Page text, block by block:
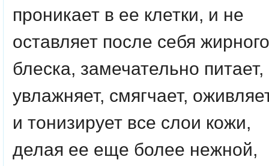
проникает в ее клетки, и не
оставляет после себя жирного
блеска, замечательно питает,
увлажняет, смягчает,
и тонизирует все слои кожи,
делая ее еще более нежной,